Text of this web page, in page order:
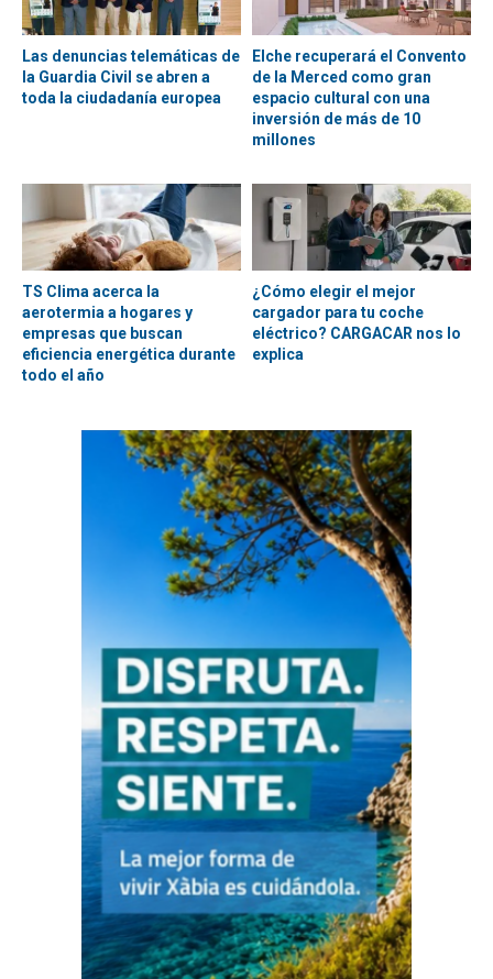
Las denuncias telemáticas de
la Guardia Civil se abren a
toda la ciudadanía europea
Elche recuperará el Convento
de la Merced como gran
espacio cultural con una
inversión de más de 10
millones
TS Clima acerca la
aerotermia a hogares y
empresas que buscan
eficiencia energética durante
todo el año
¿Cómo elegir el mejor
cargador para tu coche
eléctrico? CARGACAR nos lo
explica